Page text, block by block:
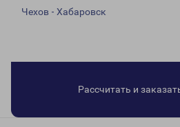
Чехов - Хабаровск
Рассчитать и